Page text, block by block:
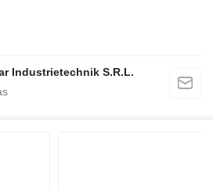
Industrietechnik S.R.L.